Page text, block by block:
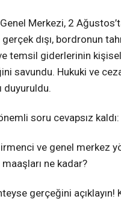
Merkezi, 2
gerçek dışı, bordronun
temsil giderlerinin
savundu. Hukuki ve
duyuruldu.
soru cevapsız kaldı:
ve genel merkez
ne kadar?
gerçeğini açıklayın!